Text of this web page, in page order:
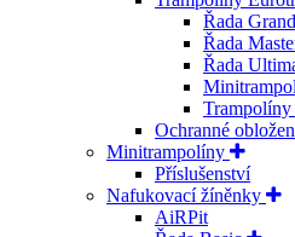
Řada
Řada
Řada
Ochranné
Minitrampolíny
Příslušenství
Nafukovací žíněnky
AiRPit